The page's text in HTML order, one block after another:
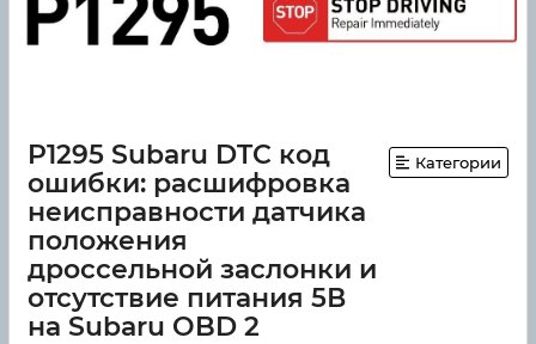
P1295 Subaru DTC код
ошибки: расшифровка
неисправности датчика
положения
дроссельной заслонки и
отсутствие питания 5В
на Subaru OBD 2
Категории